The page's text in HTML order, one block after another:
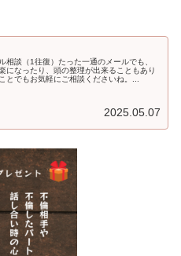
相談（1往復）たった一通のメールでも、
になったり、頭の整理が出来ることもあり
とでもお気軽にご相談くださいね。...
2025.05.07